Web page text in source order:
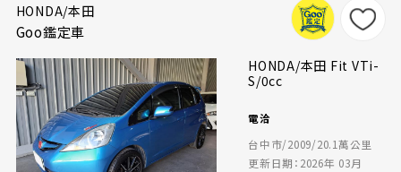
HONDA/本田
Goo鑑定車
HONDA/本田 Fit VTi-
S/0cc
電洽
台中市/2009/20.1萬公里
更新日期：2026年 03月